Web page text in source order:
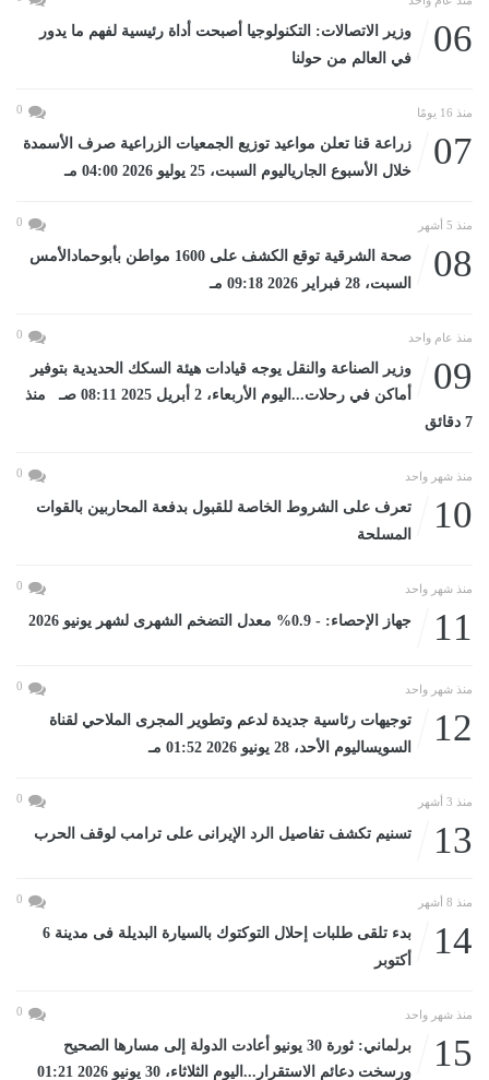
06
وزير الاتصالات: التكنولوجيا أصبحت أداة رئيسية لفهم ما يدور
في العالم من حولنا
منذ 16 يومًا 0
07
زراعة قنا تعلن مواعيد توزيع الجمعيات الزراعية صرف الأسمدة
خلال الأسبوع الجارياليوم السبت، 25 يوليو 2026 04:00 مـ
منذ 5 أشهر 0
08
صحة الشرقية توقع الكشف على 1600 مواطن بأبوحمادالأمس
السبت، 28 فبراير 2026 09:18 مـ
منذ عام واحد 0
09
وزير الصناعة والنقل يوجه قيادات هيئة السكك الحديدية بتوفير
أماكن في رحلات...اليوم الأربعاء، 2 أبريل 2025 08:11 صـ منذ
7 دقائق
منذ شهر واحد 0
10
تعرف على الشروط الخاصة للقبول بدفعة المحاربين بالقوات
المسلحة
منذ شهر واحد 0
11 جهاز الإحصاء: - 0.9% معدل التضخم الشهرى لشهر يونيو 2026
منذ شهر واحد 0
12
توجيهات رئاسية جديدة لدعم وتطوير المجرى الملاحي لقناة
السويساليوم الأحد، 28 يونيو 2026 01:52 مـ
منذ 3 أشهر 0
13 تسنيم تكشف تفاصيل الرد الإيرانى على ترامب لوقف الحرب
منذ 8 أشهر 0
14
بدء تلقى طلبات إحلال التوكتوك بالسيارة البديلة فى مدينة 6
أكتوبر
منذ شهر واحد 0
15
برلماني: ثورة 30 يونيو أعادت الدولة إلى مسارها الصحيح
ورسخت دعائم الاستقرار...اليوم الثلاثاء، 30 يونيو 2026 01:21